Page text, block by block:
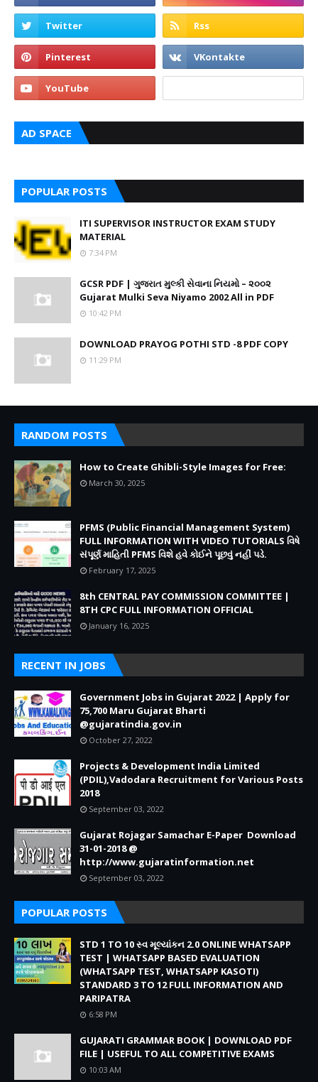
AD SPACE
POPULAR POSTS
ITI SUPERVISOR INSTRUCTOR EXAM STUDY
MATERIAL
7:34 PM
GCSR PDF | ગુજરાત મુલ્કી સેવાના નિયમો – ૨૦૦૨
Gujarat Mulki Seva Niyamo 2002 All in PDF
10:42 PM
DOWNLOAD PRAYOG POTHI STD -8 PDF COPY
11:29 PM
RANDOM POSTS
How to Create Ghibli-Style Images for Free:
March 30, 2025
PFMS (Public Financial Management System)
FULL INFORMATION WITH VIDEO TUTORIALS વિષે
સંપૂર્ણ માહિતી PFMS વિશે હવે કોઈને પૂછવું નહીં પડે.
February 17, 2025
8th CENTRAL PAY COMMISSION COMMITTEE |
8TH CPC FULL INFORMATION OFFICIAL
January 16, 2025
RECENT IN JOBS
Government Jobs in Gujarat 2022 | Apply for
75,700 Maru Gujarat Bharti
@gujaratindia.gov.in
October 27, 2022
Projects & Development India Limited
(PDIL),Vadodara Recruitment for Various Posts
2018
September 03, 2022
Gujarat Rojagar Samachar E-Paper Download
31-01-2018 @
http://www.gujaratinformation.net
September 03, 2022
POPULAR POSTS
STD 1 TO 10 સ્વ મૂલ્યાંકન 2.0 ONLINE WHATSAPP
TEST | WHATSAPP BASED EVALUATION
(WHATSAPP TEST, WHATSAPP KASOTI)
STANDARD 3 TO 12 FULL INFORMATION AND
PARIPATRA
6:58 PM
GUJARATI GRAMMAR BOOK | DOWNLOAD PDF
FILE | USEFUL TO ALL COMPETITIVE EXAMS
10:03 AM